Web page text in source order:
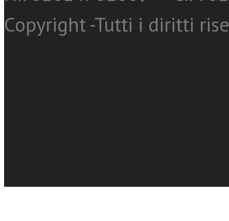
Copyright -Tutti i diritti